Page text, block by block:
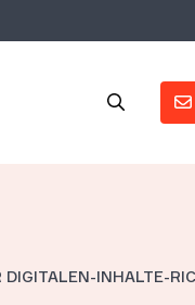
DIGITALEN-INHALTE-